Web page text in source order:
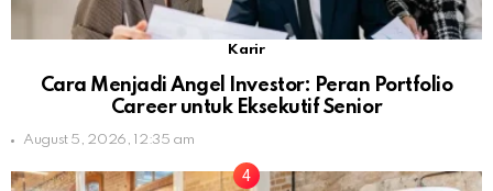
Karir
Cara Menjadi Angel Investor: Peran Portfolio
Career untuk Eksekutif Senior
August 5, 2026, 12:35 am